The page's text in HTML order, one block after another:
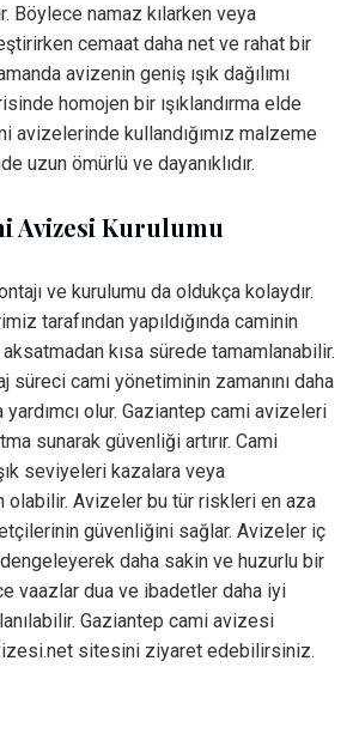
Böylece namaz kılarken veya
cemaat daha net ve rahat bir
avizenin geniş ışık dağılımı
homojen bir ışıklandırma elde
avizelerinde kullandığımız malzeme
uzun ömürlü ve dayanıklıdır.
Avizesi Kurulumu
ve kurulumu da oldukça kolaydır.
tarafından yapıldığında caminin
kısa sürede tamamlanabilir.
süreci cami yönetiminin zamanını daha
olur. Gaziantep cami avizeleri
sunarak güvenliği artırır. Cami
seviyeleri kazalara veya
olabilir. Avizeler bu tür riskleri en aza
güvenliğini sağlar. Avizeler iç
daha sakin ve huzurlu bir
vaazlar dua ve ibadetler daha iyi
Gaziantep cami avizesi
sitesini ziyaret edebilirsiniz.